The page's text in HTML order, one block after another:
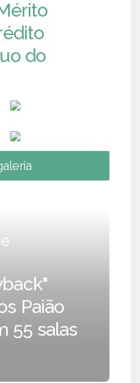
do
Paião
55 salas